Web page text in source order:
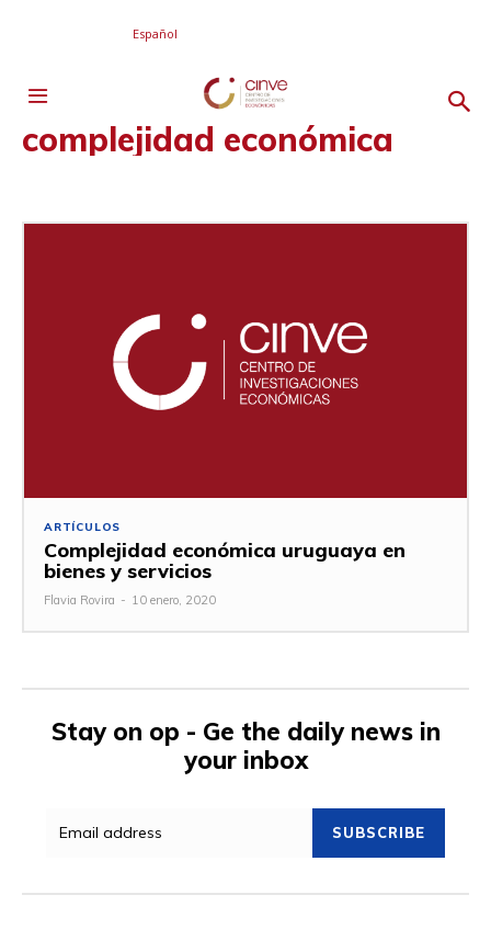
Español
complejidad económica
ARTÍCULOS
Complejidad económica uruguaya en
bienes y servicios
Flavia Rovira - 10 enero, 2020
Stay on op - Ge the daily news in
your inbox
SUBSCRIBE